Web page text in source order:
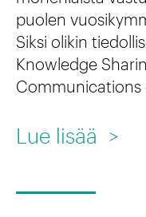
-
j
a
t
puolen
Siksi olikin
Knowledge
Lue lisää >